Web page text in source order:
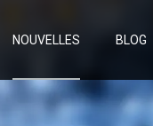
NOUVELLES BLOG